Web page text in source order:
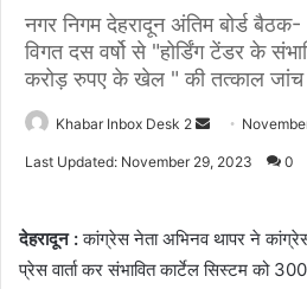
नगर निगम देहरादून अंतिम बोर्ड
विगत दस वर्षो से "होर्डिंग टेंडर के
करोड़ रुपए के खेल " की तत्काल जांच
Khabar Inbox Desk 2
Send
Last Updated: November 29, 2023 0
देहरादून :कांग्रेस नेता अभिनव थापर ने
प्रेस वार्ता कर संभावित कार्टेल सिस्टम को